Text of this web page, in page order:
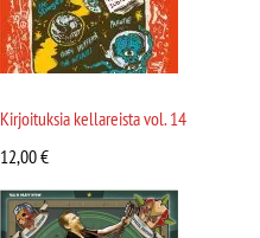
Kirjoituksia kellareista vol. 14
12,00€